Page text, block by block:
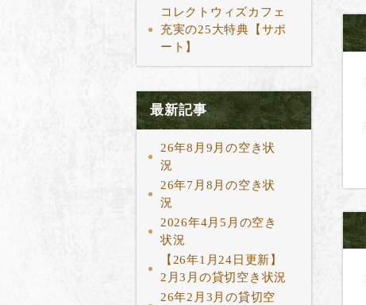
コレクトウィズカフェ
充実の25大特典【サポ
ート】
最新記事
26年8月9月の空き状
況
26年7月8月の空き状
況
2026年4月5月の空き
状況
【26年1月24日更新】
2月3月の貸切空き状況
26年2月3月の貸切空